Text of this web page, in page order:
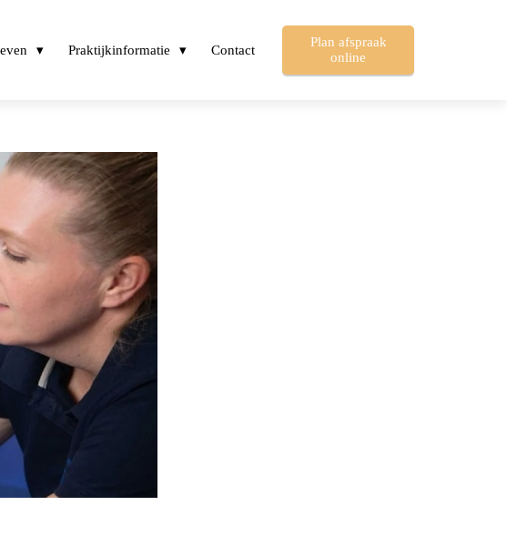
Praktijkinformatie Contact
Plan afspraak
online